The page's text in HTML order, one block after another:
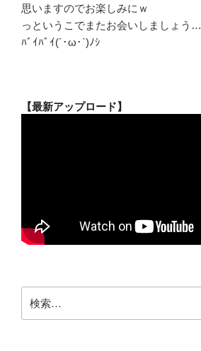
思いますのでお楽しみにｗ
っというこでまたお会いしましょう…
ﾊﾞｲﾊﾞｲ(´･ω･`)ﾉｼ
【最新アップロード】
索: